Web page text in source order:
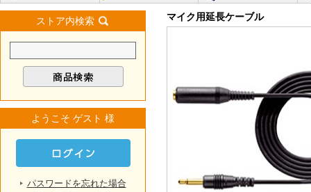
ストア内検索
ようこそ ゲスト 様
パスワードを忘れた場合
マイク用延長ケーブル